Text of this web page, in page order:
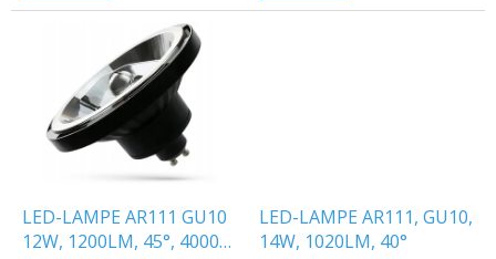
LED-LAMPE AR111 GU10
12W, 1200LM, 45°, 4000K
LED-LAMPE AR111, GU10,
14W, 1020LM, 40°